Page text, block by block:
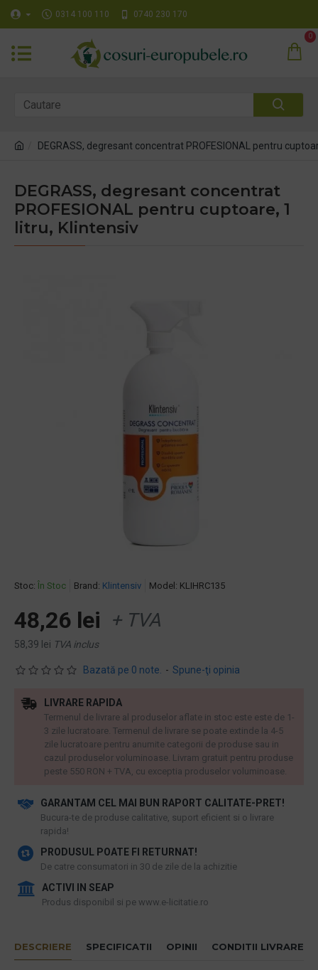
0314 100 110 0740 230 170
0
DEGRASS, degresant concentrat PROFESIONAL pentru
DEGRASS, degresant concentrat
PROFESIONAL pentru cuptoare, 1
litru, Klintensiv
Stoc: În Stoc Brand: Klintensiv Model: KLIHRC135
Bazată pe 0 note. - Spune-ţi opinia
48,26 lei + TVA
58,39 lei TVA inclus
GARANTAM CEL MAI BUN RAPORT CALITATE-PRET!
​Bucura-te de produse calitative, suport eficient si o livrare
rapida!
PRODUSUL POATE FI RETURNAT!
De catre consumatori in 30 de zile de la achizitie
ACTIVI IN SEAP
Produs disponibil si pe www.e-licitatie.ro
LIVRARE RAPIDA
Termenul de livrare al produselor aflate in stoc este este de 1-
3 zile lucratoare. Termenul de livrare se poate extinde la 4-5
zile lucratoare pentru anumite categorii de produse sau in
cazul produselor voluminoase. Livram gratuit pentru produse
peste 550 RON + TVA, cu exceptia produselor voluminoase.
DESCRIERE SPECIFICATII OPINII CONDITII LIVRARE